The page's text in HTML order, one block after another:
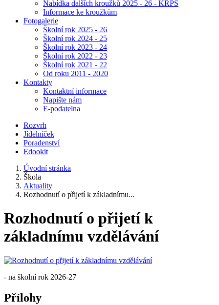
Nabídka dalších kroužků 2025 - 26 - KRPŠ
Informace ke kroužkům
Fotogalerie
Školní rok 2025 - 26
Školní rok 2024 - 25
Školní rok 2023 - 24
Školní rok 2022 - 23
Školní rok 2021 - 22
Od roku 2011 - 2020
Kontakty
Kontaktní informace
Napište nám
E-podatelna
Rozvrh
Jídelníček
Poradenství
Edookit
Úvodní stránka
Škola
Aktuality
Rozhodnutí o přijetí k základnímu...
Rozhodnutí o přijetí k
základnímu vzdělávání
- na školní rok 2026-27
Přílohy